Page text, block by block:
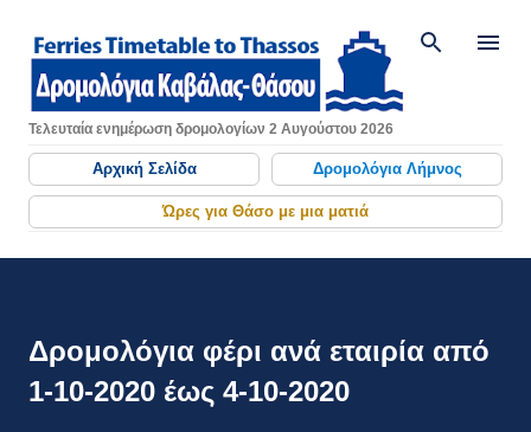
Μετάβαση στο κύριο
Τελευταία ενημέρωση δρομολογίων 2 Αυγούστου 2026
Αρχική Σελίδα Δρομολόγια Λήμνος
Ώρες για Θάσο με μια ματιά
Δρομολόγια φέρι ανά εταιρία από
1-10-2020 έως 4-10-2020